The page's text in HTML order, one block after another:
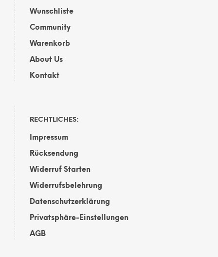
Wunschliste
Community
Warenkorb
About Us
Kontakt
RECHTLICHES:
Impressum
Rücksendung
Widerruf Starten
Widerrufsbelehrung
Datenschutzerklärung
Privatsphäre-Einstellungen
AGB